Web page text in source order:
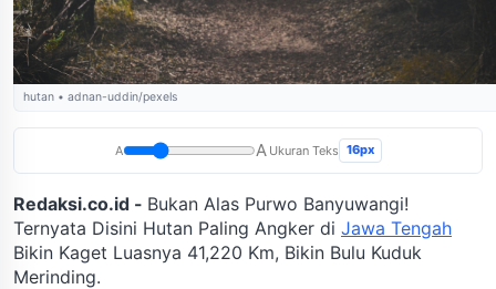
hutan • adnan-uddin/pexels
A A Ukuran Teks 16px
Redaksi.co.id - Bukan Alas Purwo Banyuwangi!
Ternyata Disini Hutan Paling Angker di Jawa Tengah
Bikin Kaget Luasnya 41,220 Km, Bikin Bulu Kuduk
Merinding.